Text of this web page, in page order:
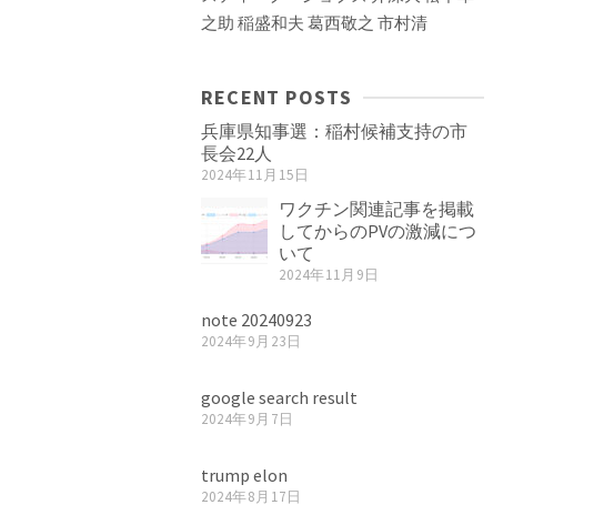
之助 稲盛和夫 葛西敬之 市村清
RECENT POSTS
兵庫県知事選：稲村候補支持の市
長会22人
2024年11月15日
ワクチン関連記事を掲載
してからのPVの激減につ
いて
2024年11月9日
note 20240923
2024年9月23日
google search result
2024年9月7日
trump elon
2024年8月17日